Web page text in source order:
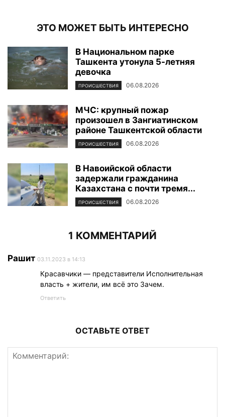
ЭТО МОЖЕТ БЫТЬ ИНТЕРЕСНО
В Национальном парке
Ташкента утонула 5-летняя
девочка
ПРОИСШЕСТВИЯ 06.08.2026
МЧС: крупный пожар
произошел в Зангиатинском
районе Ташкентской области
ПРОИСШЕСТВИЯ 06.08.2026
В Навоийской области
задержали гражданина
Казахстана с почти тремя...
ПРОИСШЕСТВИЯ 06.08.2026
1 КОММЕНТАРИЙ
Рашит 03.11.2023 в 14:13
Красавчики — представители Исполнительная
власть + жители, им всё это Зачем.
Ответить
ОСТАВЬТЕ ОТВЕТ